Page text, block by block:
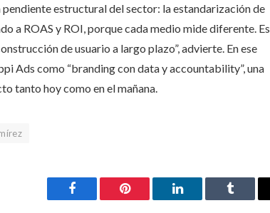
estructural del sector: la estandarización de
a ROAS y ROI, porque cada medio mide diferente. Es
de usuario a largo plazo”, advierte. En ese
Ads como “branding con data y accountability”, una
tanto hoy como en el mañana.
Facebook Pinterest LinkedIn Tumblr